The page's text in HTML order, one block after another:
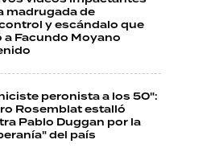
madrugada de
y escándalo que
a Facundo Moyano
peronista a los 50":
Rosemblat estalló
Pablo Duggan por la
del país